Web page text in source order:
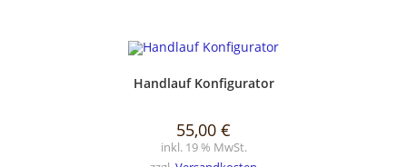
Handlauf Konfigurator
55,00 €
inkl. 19 % MwSt.